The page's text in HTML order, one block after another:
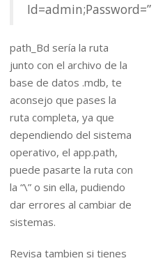
Id=admin;Password=”
path_Bd sería la ruta
junto con el archivo de la
base de datos .mdb, te
aconsejo que pases la
ruta completa, ya que
dependiendo del sistema
operativo, el app.path,
puede pasarte la ruta con
la “\” o sin ella, pudiendo
dar errores al cambiar de
sistemas.
Revisa tambien si tienes